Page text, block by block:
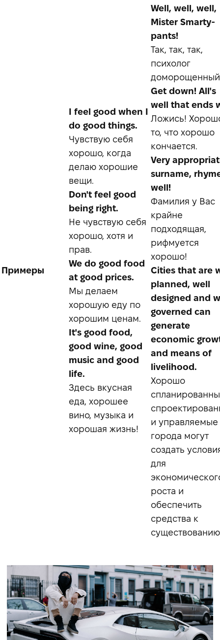
Примеры
I feel good when I
do good things.
Чувствую себя
хорошо, когда
делаю хорошие
вещи.
Don't feel good
being right.
Не чувствую себя
хорошо, хотя и
прав.
We do good food
at good prices.
Мы делаем
хорошую еду по
хорошим ценам.
It's good food,
good wine, good
music and good
life.
Здесь вкусная
еда, хорошее
вино, музыка и
хорошая жизнь!
Well, well, well,
Mister Smarty-
pants!
Так, так, так,
психолог
Get down! All's
well that ends
Ложись!
то, что хорошо
кончается.
Very
surname,
well!
Фамилия у Вас
крайне
подходящая,
рифмуется
хорошо!
Cities that are
planned, well
designed and
governed can
generate
economic
and means of
livelihood.
Хорошо
и управляемые
города могут
создать
для
роста и
обеспечить
средства к